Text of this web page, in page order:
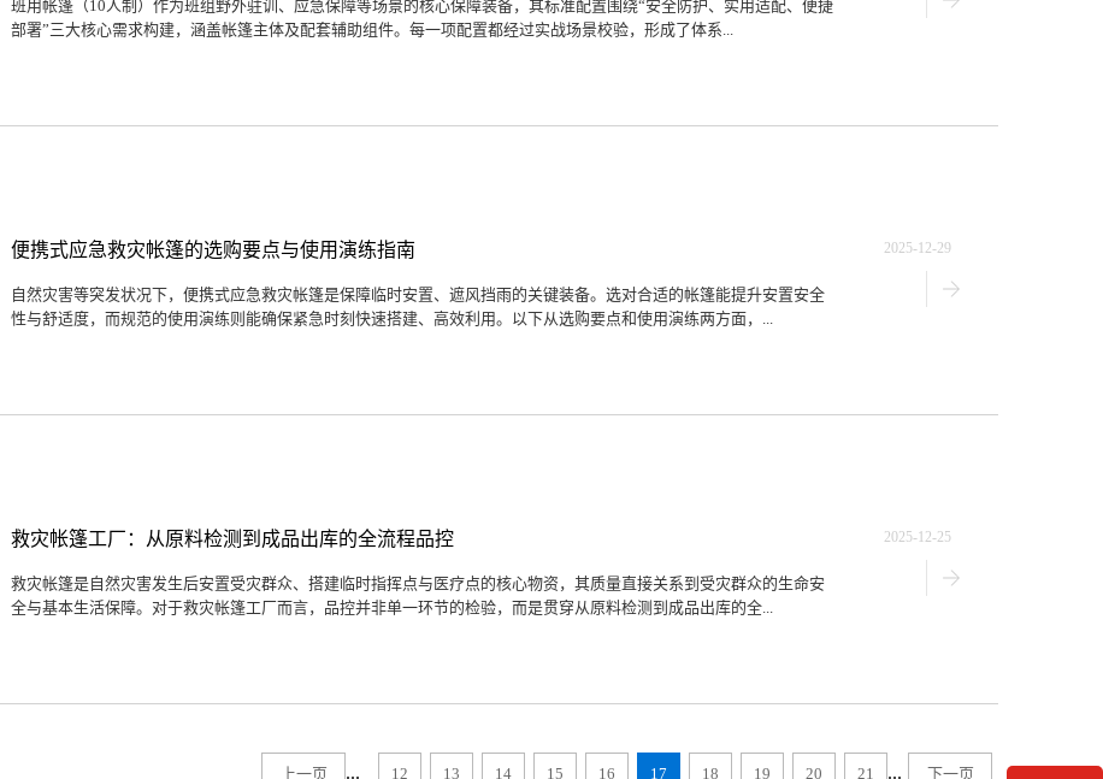
班用帐篷（10人制）作为班组野外驻训、应急保障等场景的核心保障装备，其标准配置围绕“安全防护、实用适配、便捷
部署”三大核心需求构建，涵盖帐篷主体及配套辅助组件。每一项配置都经过实战场景校验，形成了体系...
​​便携式应急救灾帐篷的选购要点与使用演练指南 2025-12-29
自然灾害等突发状况下，便携式应急救灾帐篷是保障临时安置、遮风挡雨的关键装备。选对合适的帐篷能提升安置安全
性与舒适度，而规范的使用演练则能确保紧急时刻快速搭建、高效利用。以下从选购要点和使用演练两方面，...
救灾帐篷工厂：从原料检测到成品出库的全流程品控 2025-12-25
救灾帐篷是自然灾害发生后安置受灾群众、搭建临时指挥点与医疗点的核心物资，其质量直接关系到受灾群众的生命安
全与基本生活保障。对于救灾帐篷工厂而言，品控并非单一环节的检验，而是贯穿从原料检测到成品出库的全...
上一页 ... 12 13 14 15 16 17 18 19 20 21 ... 下一页